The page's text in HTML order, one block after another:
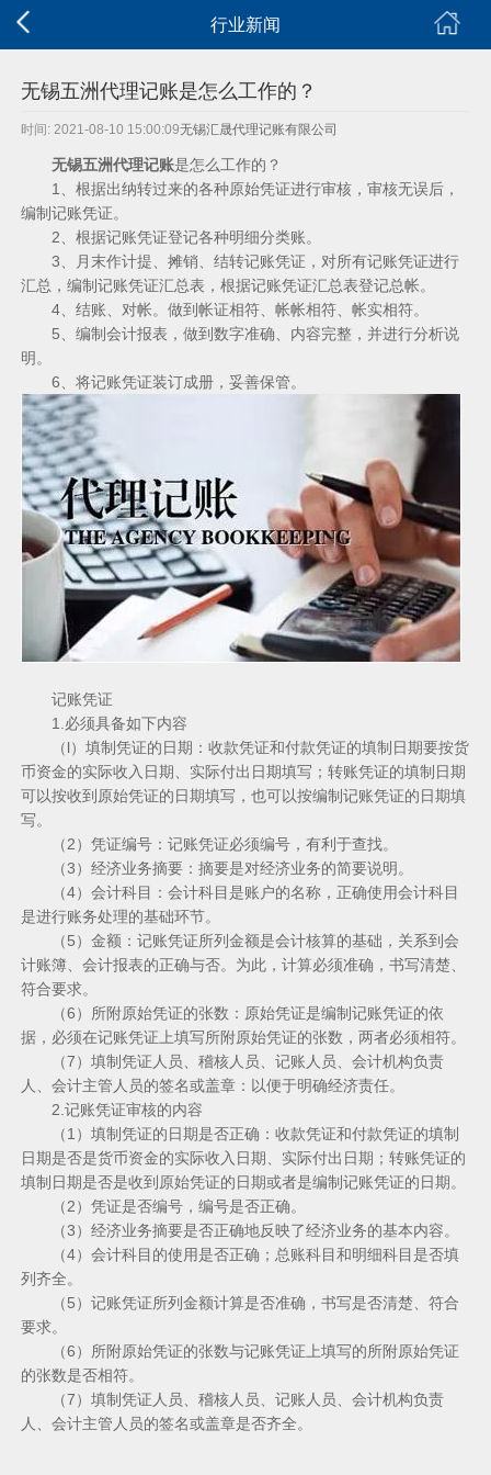
行业新闻
无锡五洲代理记账是怎么工作的？
时间: 2021-08-10 15:00:09无锡汇晟代理记账有限公司
无锡五洲代理记账是怎么工作的？
1、根据出纳转过来的各种原始凭证进行审核，审核无误后，
编制记账凭证。
2、根据记账凭证登记各种明细分类账。
3、月末作计提、摊销、结转记账凭证，对所有记账凭证进行
汇总，编制记账凭证汇总表，根据记账凭证汇总表登记总帐。
4、结账、对帐。做到帐证相符、帐帐相符、帐实相符。
5、编制会计报表，做到数字准确、内容完整，并进行分析说
明。
6、将记账凭证装订成册，妥善保管。
记账凭证
1.必须具备如下内容
（l）填制凭证的日期：收款凭证和付款凭证的填制日期要按货
币资金的实际收入日期、实际付出日期填写；转账凭证的填制日期
可以按收到原始凭证的日期填写，也可以按编制记账凭证的日期填
写。
（2）凭证编号：记账凭证必须编号，有利于查找。
（3）经济业务摘要：摘要是对经济业务的简要说明。
（4）会计科目：会计科目是账户的名称，正确使用会计科目
是进行账务处理的基础环节。
（5）金额：记账凭证所列金额是会计核算的基础，关系到会
计账簿、会计报表的正确与否。为此，计算必须准确，书写清楚、
符合要求。
（6）所附原始凭证的张数：原始凭证是编制记账凭证的依
据，必须在记账凭证上填写所附原始凭证的张数，两者必须相符。
（7）填制凭证人员、稽核人员、记账人员、会计机构负责
人、会计主管人员的签名或盖章：以便于明确经济责任。
2.记账凭证审核的内容
（1）填制凭证的日期是否正确：收款凭证和付款凭证的填制
日期是否是货币资金的实际收入日期、实际付出日期；转账凭证的
填制日期是否是收到原始凭证的日期或者是编制记账凭证的日期。
（2）凭证是否编号，编号是否正确。
（3）经济业务摘要是否正确地反映了经济业务的基本内容。
（4）会计科目的使用是否正确；总账科目和明细科目是否填
列齐全。
（5）记账凭证所列金额计算是否准确，书写是否清楚、符合
要求。
（6）所附原始凭证的张数与记账凭证上填写的所附原始凭证
的张数是否相符。
（7）填制凭证人员、稽核人员、记账人员、会计机构负责
人、会计主管人员的签名或盖章是否齐全。